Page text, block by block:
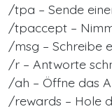
/tpa – Sende
/tpaccept –
/msg – Schreibe
/r – Antworte
/ah – Öffne das
/rewards – Hole